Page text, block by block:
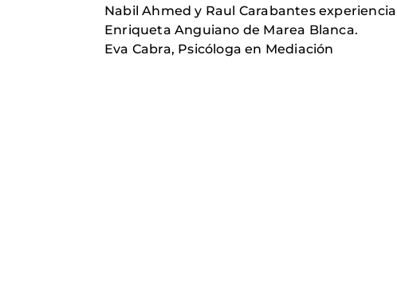
Nabil Ahmed y Raul Carabantes
Enriqueta Anguiano de Marea Blanca.
Eva Cabra, Psicóloga en Mediación